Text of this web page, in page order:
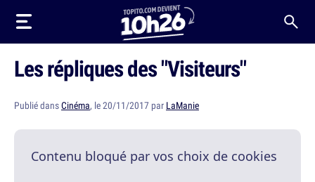
Les répliques des "Visiteurs"
Publié dansCinéma, le 20/11/2017 par LaManie
Contenu bloqué par vos choix de cookies